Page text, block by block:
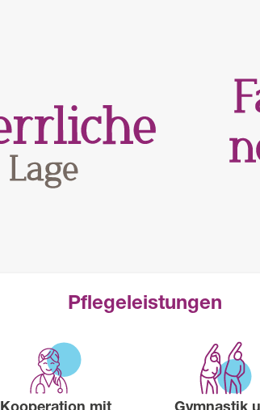
Pflegeleistungen
Kooperation mit
Gymnastik